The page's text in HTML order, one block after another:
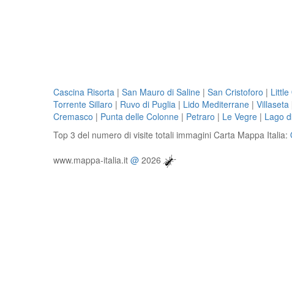
Cascina Risorta | San Mauro di Saline | San Cristoforo | Little
Torrente Sillaro | Ruvo di Puglia | Lido Mediterrane | Villaseta
Cremasco | Punta delle Colonne | Petraro | Le Vegre | Lago
Top 3 del numero di visite totali immagini Carta Mappa Italia:
www.mappa-italia.it @ 2026